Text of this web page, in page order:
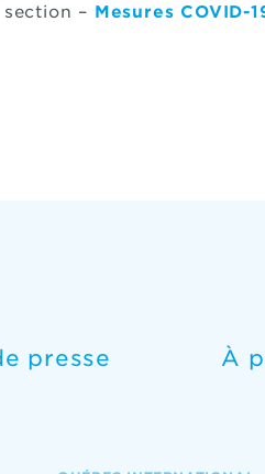
– Mesures COVID-
presse À